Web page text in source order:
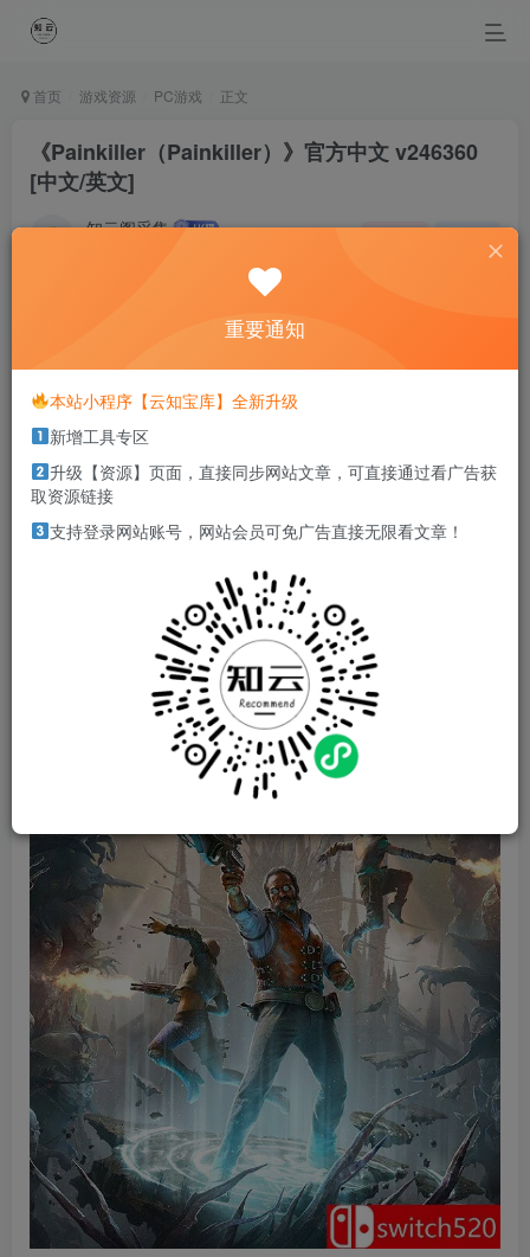
首页 游戏资源 PC游戏 正文
《Painkiller（Painkiller）》官方中文 v246360
[中文/英文]
知云阁采集
As long as there s tomorrow, today s always the startng
只要还有明天，今天就永远是起跑线
本站部分资源打包为压缩包以方便分享，涉及较多
解压密码，如果你下载的资源需要解压密码，请点
击解压密码
重要通知
本站小程序【云知宝库】全新升级
新增工具专区
升级【资源】页面，直接同步网站文章，可直接通过看广告获
取资源链接
支持登录网站账号，网站会员可免广告直接无限看文章！